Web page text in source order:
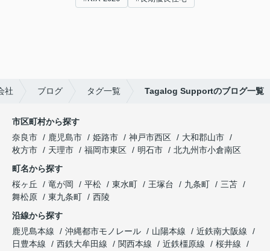
社 ブログ タグ一覧 Tagalog Supportのブログ一覧
市区町村から探す
奈良市
鹿児島市 姫路市 神戸市西区
大和郡山市
枚方市
天理市 福岡市東区 明石市
北九州市小倉南区
町名から探す
桜ヶ丘
竜が岡 平松 東水町 王塚台 九条町
三苫
舞松原
東九条町
西陵
沿線から探す
鹿児島本線
沖縄都市モノレール 山陽本線
近鉄南大阪線
日豊本線
西鉄大牟田線 関西本線 近鉄橿原線
桜井線